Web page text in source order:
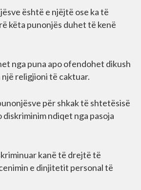
është e njëjtë ose ka të
këta punonjës duhet të kenë
nga puna apo ofendohet dikush
një religjioni të caktuar.
për shkak të shtetësisë
diskriminim ndiqet nga pasoja
kanë të drejtë të
e dinjitetit personal të